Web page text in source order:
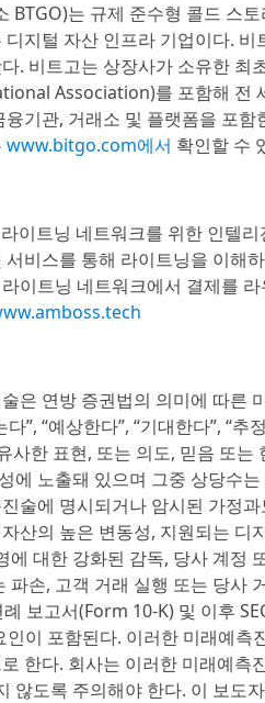
BTGO)는 규제 준수형 콜드 스
지털 자산 인프라 기업이다.
. 비트고는 상장사가 소유한
Association)를 포함해 전
기관, 거래소 및 플랫폼을 포
www.bitgo.com에서 확인할 수
이트닝 네트워크를 위한 인텔
비스를 통해 라이트닝을 이해
이트닝 네트워크에서 결제를
은 연방 증권법의 의미에 따른
”, “예상한다”, “기대한다”, “
사한 표현, 또는 의도, 믿음 또
에 노출돼 있으며 그중 상당수
술에 명시되거나 암시된 가정
산의 높은 변동성, 지원되는
에 대한 강화된 감독, 당사 계정
파손, 고객 거래 실행 또는 당사
보고서(Form 10-K) 및 이후
이 포함된다. 이러한 미래예
한다. 회사는 이러한 미래예
않도록 주의해야 한다. 이 보도